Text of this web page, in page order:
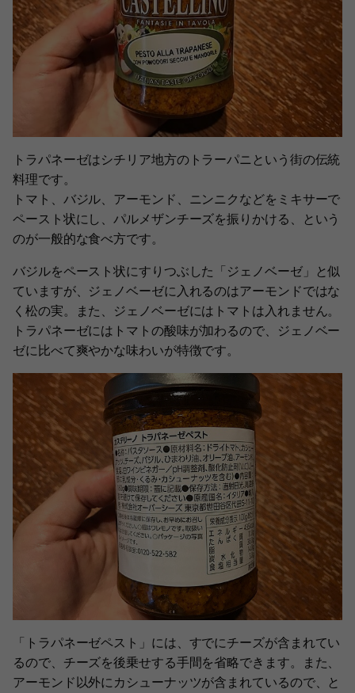
トラパネーゼはシチリア地方のトラーパニという街の伝統
料理です。
トマト、バジル、アーモンド、ニンニクなどをミキサーで
ペースト状にし、パルメザンチーズを振りかける、という
のが一般的な食べ方です。
バジルをペースト状にすりつぶした「ジェノベーゼ」と似
ていますが、ジェノベーゼに入れるのはアーモンドではな
く松の実。また、ジェノベーゼにはトマトは入れません。
トラパネーゼにはトマトの酸味が加わるので、ジェノベー
ゼに比べて爽やかな味わいが特徴です。
「トラパネーゼペスト」には、すでにチーズが含まれてい
るので、チーズを後乗せする手間を省略できます。また、
アーモンド以外にカシューナッツが含まれているので、と